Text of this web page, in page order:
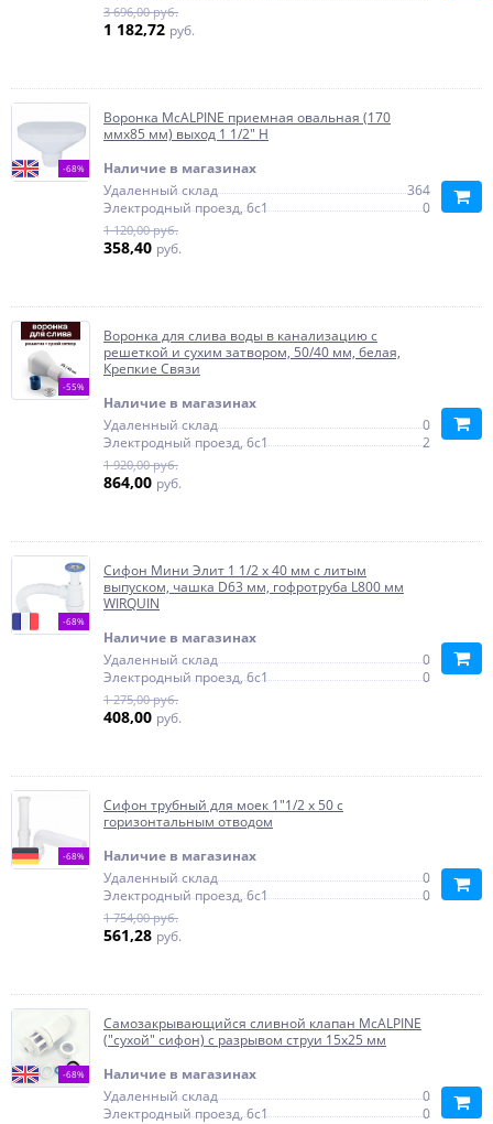
3 696,00 руб.
1 182,72 руб.
-68%
Воронка McALPINE приемная овальная (170
ммх85 мм) выход 1 1/2" Н
Наличие в магазинах
Удаленный склад
364
Электродный проезд, 6с1
0
1 120,00 руб.
358,40 руб.
-55%
Воронка для слива воды в канализацию с
решеткой и сухим затвором, 50/40 мм, белая,
Крепкие Связи
Наличие в магазинах
Удаленный склад
0
Электродный проезд, 6с1
2
1 920,00 руб.
864,00 руб.
-68%
Сифон Мини Элит 1 1/2 х 40 мм с литым
выпуском, чашка D63 мм, гофротруба L800 мм
WIRQUIN
Наличие в магазинах
Удаленный склад
0
Электродный проезд, 6с1
0
1 275,00 руб.
408,00 руб.
-68%
Сифон трубный для моек 1"1/2 х 50 с
горизонтальным отводом
Наличие в магазинах
Удаленный склад
0
Электродный проезд, 6с1
0
1 754,00 руб.
561,28 руб.
-68%
Самозакрывающийся сливной клапан McALPINE
("сухой" сифон) с разрывом струи 15х25 мм
Наличие в магазинах
Удаленный склад
0
Электродный проезд, 6с1
0